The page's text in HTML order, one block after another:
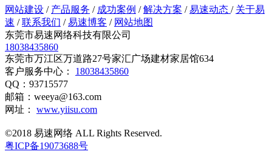
网站建设 / 产品服务 / 成功案例 / 解决方案 / 易速动态 / 关于易
速 / 联系我们 / 易速博客 / 网站地图
东莞市易速网络科技有限公司
18038435860
东莞市万江区万道路27号家汇广场建材家居馆634
客户服务中心： 18038435860
QQ：93715577
邮箱：weeya@163.com
网址： www.yiisu.com
©2018 易速网络 ALL Rights Reserved.
粤ICP备19073688号